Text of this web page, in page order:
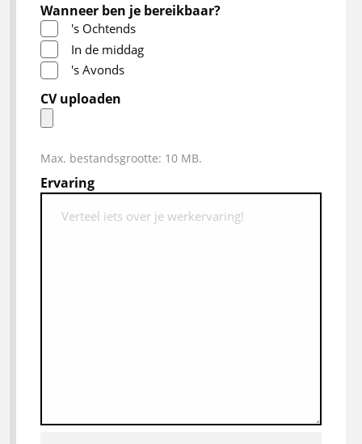
Wanneer ben je bereikbaar?
's Ochtends
In de middag
's Avonds
CV uploaden
Max. bestandsgrootte: 10 MB.
Ervaring